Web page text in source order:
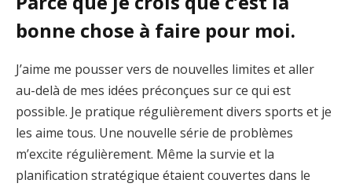
bonne chose à faire pour moi.
J’aime me pousser vers de nouvelles limites et aller
au-delà de mes idées préconçues sur ce qui est
possible. Je pratique régulièrement divers sports et je
les aime tous. Une nouvelle série de problèmes
m’excite régulièrement. Même la survie et la
planification stratégique étaient couvertes dans le